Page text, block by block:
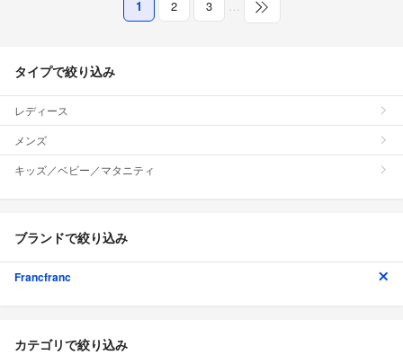
1 2 3 …
タイプで絞り込み
レディース
メンズ
キッズ／ベビー／マタニティ
ブランドで絞り込み
Francfranc
カテゴリで絞り込み